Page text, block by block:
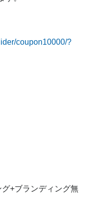
coupon10000/?
グ+ブランディング無